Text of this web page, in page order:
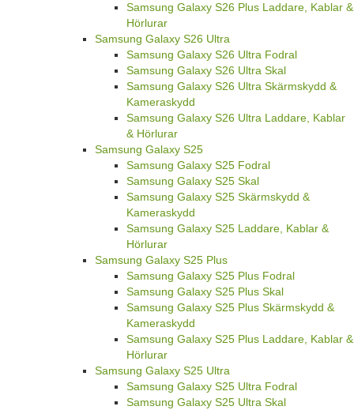
Samsung Galaxy S26 Plus Laddare, Kablar &
Hörlurar
Samsung Galaxy S26 Ultra
Samsung Galaxy S26 Ultra Fodral
Samsung Galaxy S26 Ultra Skal
Samsung Galaxy S26 Ultra Skärmskydd &
Kameraskydd
Samsung Galaxy S26 Ultra Laddare, Kablar
& Hörlurar
Samsung Galaxy S25
Samsung Galaxy S25 Fodral
Samsung Galaxy S25 Skal
Samsung Galaxy S25 Skärmskydd &
Kameraskydd
Samsung Galaxy S25 Laddare, Kablar &
Hörlurar
Samsung Galaxy S25 Plus
Samsung Galaxy S25 Plus Fodral
Samsung Galaxy S25 Plus Skal
Samsung Galaxy S25 Plus Skärmskydd &
Kameraskydd
Samsung Galaxy S25 Plus Laddare, Kablar &
Hörlurar
Samsung Galaxy S25 Ultra
Samsung Galaxy S25 Ultra Fodral
Samsung Galaxy S25 Ultra Skal